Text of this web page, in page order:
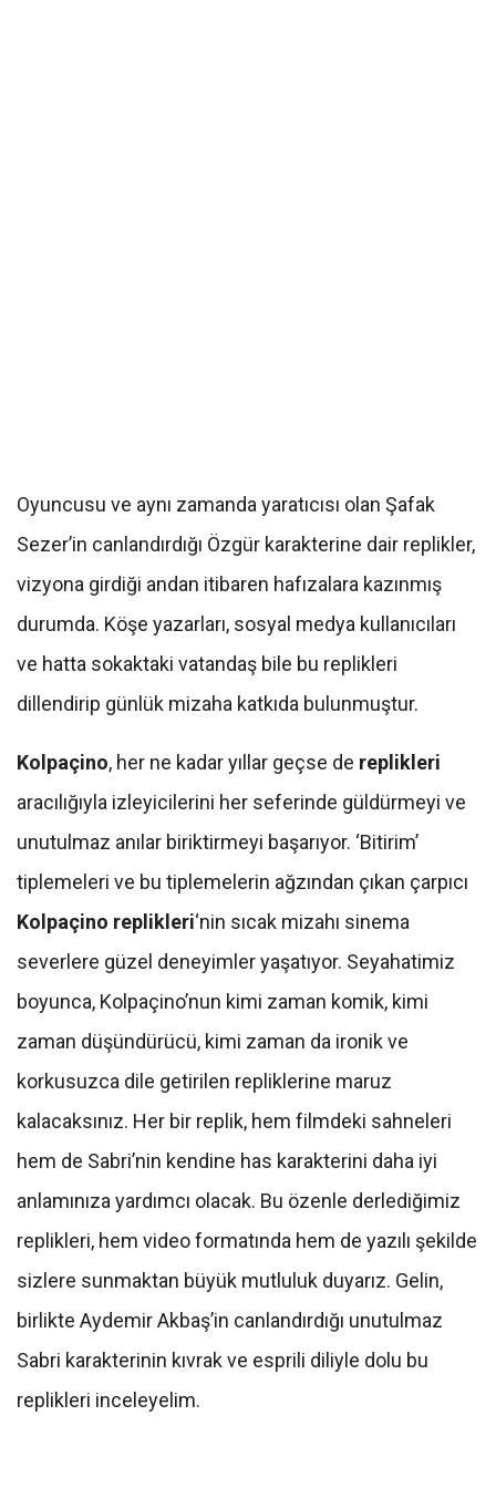
Oyuncusu ve aynı zamanda yaratıcısı olan Şafak
Sezer’in canlandırdığı Özgür karakterine dair replikler,
vizyona girdiği andan itibaren hafızalara kazınmış
durumda. Köşe yazarları, sosyal medya kullanıcıları
ve hatta sokaktaki vatandaş bile bu replikleri
dillendirip günlük mizaha katkıda bulunmuştur.
Kolpaçino, her ne kadar yıllar geçse de replikleri
aracılığıyla izleyicilerini her seferinde güldürmeyi ve
unutulmaz anılar biriktirmeyi başarıyor. ‘Bitirim’
tiplemeleri ve bu tiplemelerin ağzından çıkan çarpıcı
Kolpaçino replikleri‘nin sıcak mizahı sinema
severlere güzel deneyimler yaşatıyor. Seyahatimiz
boyunca, Kolpaçino’nun kimi zaman komik, kimi
zaman düşündürücü, kimi zaman da ironik ve
korkusuzca dile getirilen repliklerine maruz
kalacaksınız. Her bir replik, hem filmdeki sahneleri
hem de Sabri’nin kendine has karakterini daha iyi
anlamınıza yardımcı olacak. Bu özenle derlediğimiz
replikleri, hem video formatında hem de yazılı şekilde
sizlere sunmaktan büyük mutluluk duyarız. Gelin,
birlikte Aydemir Akbaş’in canlandırdığı unutulmaz
Sabri karakterinin kıvrak ve esprili diliyle dolu bu
replikleri inceleyelim.